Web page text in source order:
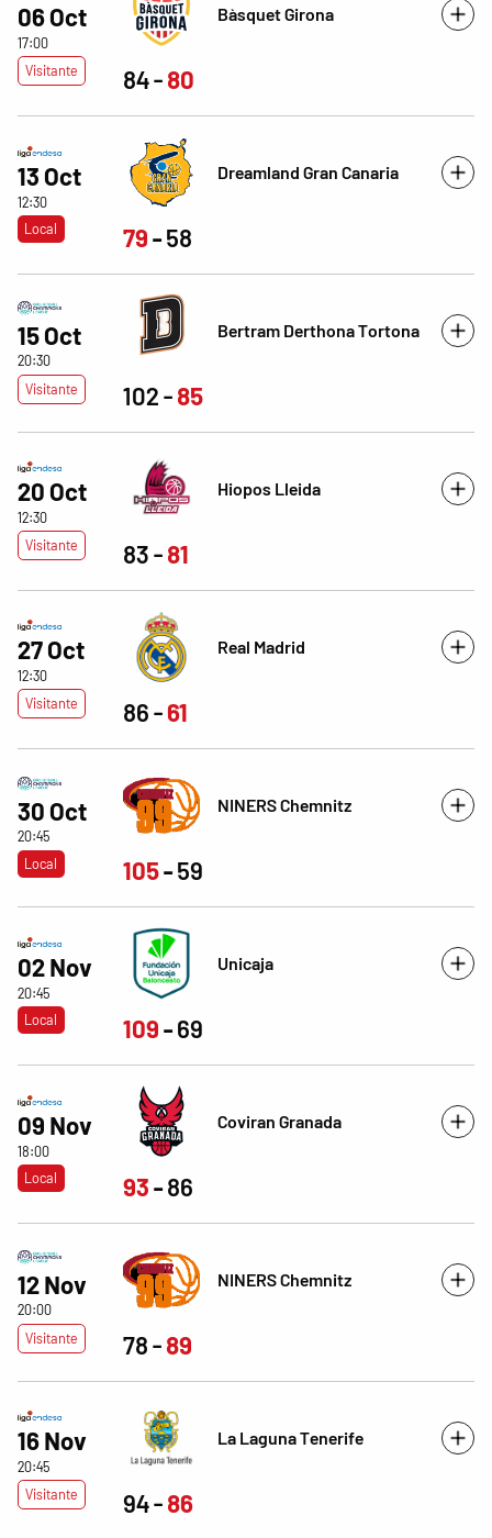
06 Oct
17:00
Visitante
Bàsquet Girona
84 80
13 Oct
12:30
Local
Dreamland Gran Canaria
79 58
15 Oct
20:30
Visitante
Bertram Derthona Tortona
102 85
20 Oct
12:30
Visitante
Hiopos Lleida
83 81
27 Oct
12:30
Visitante
Real Madrid
86 61
30 Oct
20:45
Local
NINERS Chemnitz
105 59
02 Nov
20:45
Local
Unicaja
109 69
09 Nov
18:00
Local
Coviran Granada
93 86
12 Nov
20:00
Visitante
NINERS Chemnitz
78 89
16 Nov
20:45
Visitante
La Laguna Tenerife
94 86